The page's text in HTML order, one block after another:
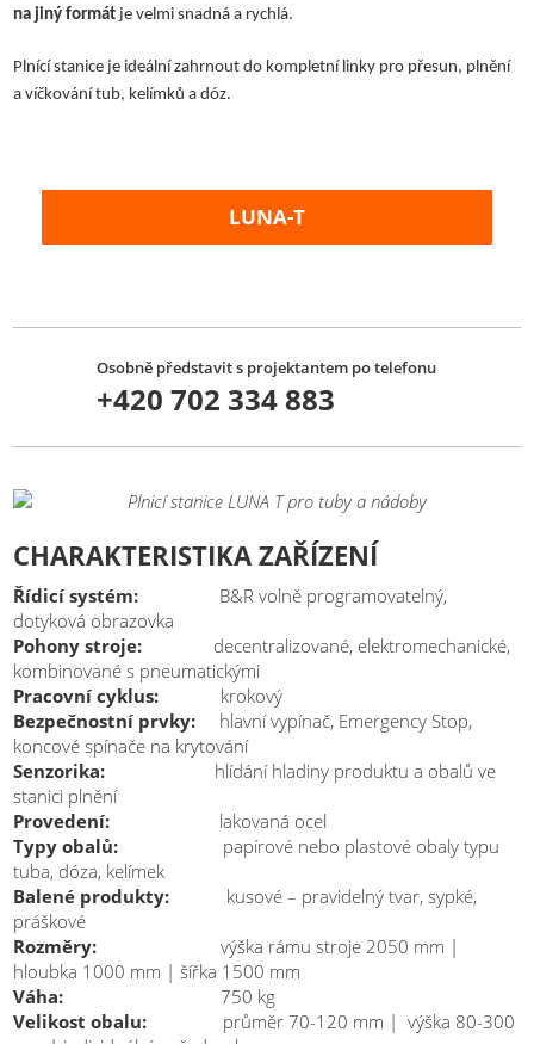
na jiný formát je velmi snadná a rychlá.
Plnící stanice je ideální zahrnout do kompletní linky pro přesun, plnění
a víčkování tub, kelímků a dóz.
LUNA-T
Osobně představit s projektantem po telefonu
+420 702 334 883
CHARAKTERISTIKA ZAŘÍZENÍ
Řídicí systém: B&R volně programovatelný,
dotyková obrazovka
Pohony stroje: decentralizované, elektromechanické,
kombinované s pneumatickými
Pracovní cyklus: krokový
Bezpečnostní prvky: hlavní vypínač, Emergency Stop,
koncové spínače na krytování
Senzorika: hlídání hladiny produktu a obalů ve
stanici plnění
Provedení: lakovaná ocel
Typy obalů: papírové nebo plastové obaly typu
tuba, dóza, kelímek
Balené produkty: kusové – pravidelný tvar, sypké,
práškové
Rozměry: výška rámu stroje 2050 mm |
hloubka 1000 mm | šířka 1500 mm
Váha:
750 kg
Velikost obalu:
průměr 70-120 mm | výška 80-300